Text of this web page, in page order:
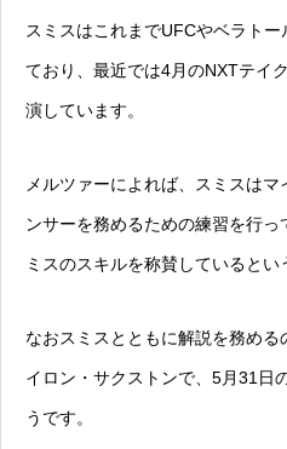
スミスはこれまでUFCやベラト
ており、最近では4月のNXTテイ
演しています。
メルツァーによれば、スミスは
ンサーを務めるための練習を行
ミスのスキルを称賛しているとい
なおスミスとともに解説を務め
イロン・サクストンで、5月31日
うです。